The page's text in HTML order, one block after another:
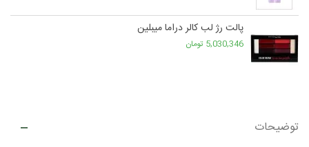
پالت رژ لب کالر دراما میبلین
5,030,346 تومان
توضیحات